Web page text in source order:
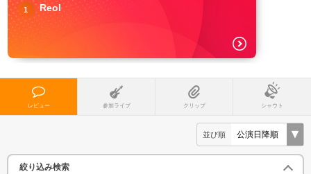
1 Reol
レビュー 参加ライブ クリップ シャウト
並び順
絞り込み検索